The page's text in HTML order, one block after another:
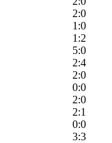
2:0
1:0
1:2
5:0
2:4
2:0
0:0
2:0
2:1
0:0
3:3